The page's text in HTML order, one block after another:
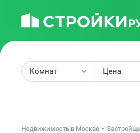
Комнат Цена
Недвижимость в Москве